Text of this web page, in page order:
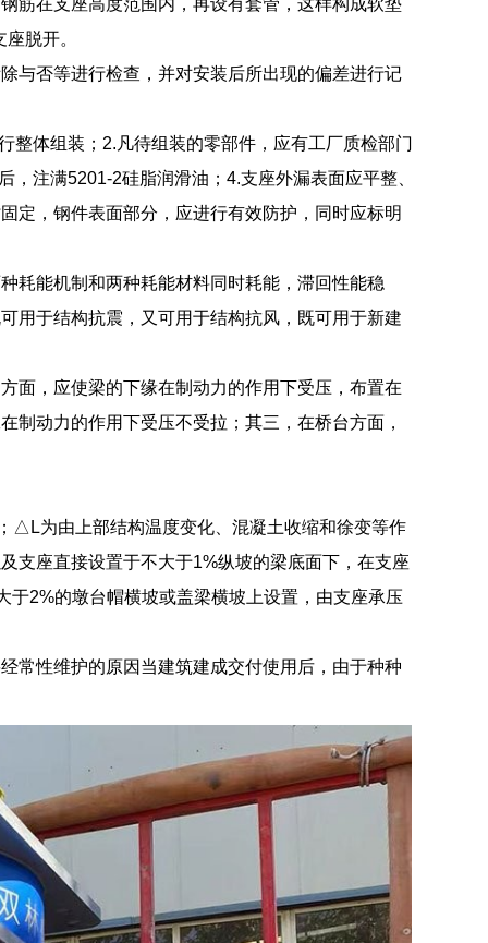
筋在支座高度范围内，再设有套管，这样构成软垫
脱开。
与否等进行检查，并对安装后所出现的偏差进行记
整体组装；2.凡待组装的零部件，应有工厂质检部门
注满5201-2硅脂润滑油；4.支座外漏表面应平整、
定，钢件表面部分，应进行有效防护，同时应标明
耗能机制和两种耗能材料同时耗能，滞回性能稳
用于结构抗震，又可用于结构抗风，既可用于新建
面，应使梁的下缘在制动力的作用下受压，布置在
制动力的作用下受压不受拉；其三，在桥台方面，
△L为由上部结构温度变化、混凝土收缩和徐变等作
支座直接设置于不大于1%纵坡的梁底面下，在支座
2%的墩台帽横坡或盖梁横坡上设置，由支座承压
常性维护的原因当建筑建成交付使用后，由于种种